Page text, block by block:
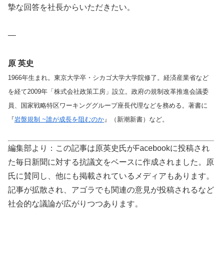
摯な回答を社長からいただきたい。
—
原 英史
1966年生まれ。東京大学卒・シカゴ大学大学院修了。経済産業省など
を経て2009年「株式会社政策工房」設立。政府の規制改革推進会議委
員、国家戦略特区ワーキンググループ座長代理などを務める。著書に
『岩盤規制 ~誰が成長を阻むのか』（新潮新書）など。
編集部より：この記事は原英史氏がFacebookに投稿され
た毎日新聞に対する抗議文をベースに作成されました。原
氏に賛同し、他にも掲載されているメディアもあります。
記事が拡散され、アゴラでも関連の意見が投稿されるなど
社会的な議論が広がりつつあります。